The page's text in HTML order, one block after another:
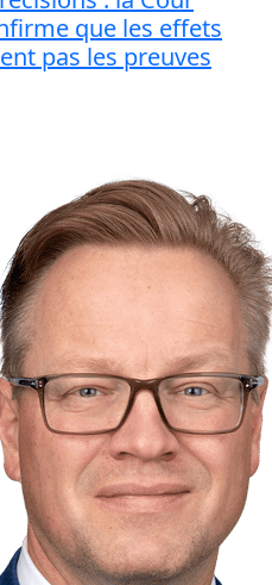
que les effets
pas les preuves